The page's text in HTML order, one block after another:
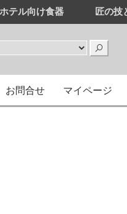
テル向け食器 匠の技
テル等業務用卸販売
和食器・洋食器はまとめ買い
お問合せ マイページ